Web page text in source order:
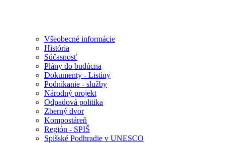
Všeobecné informácie
História
Súčasnosť
Plány do budúcna
Dokumenty - Listiny
Podnikanie - služby
Národný projekt
Odpadová politika
Zberný dvor
Kompostáreň
Región - SPIŠ
Spišské Podhradie v UNESCO